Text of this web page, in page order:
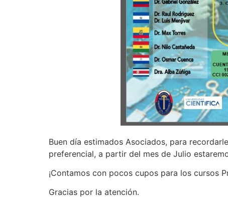
Buen día estimados Asociados, para
preferencial, a partir del mes de Julio
¡Contamos con pocos cupos para los cursos
Gracias por la atención.